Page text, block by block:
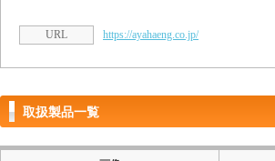
URL https://ayahaeng.co.jp/
取扱製品一覧